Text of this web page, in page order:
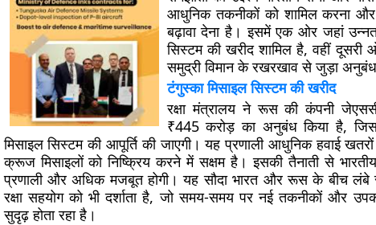
आधुनिक तकनीकों को शामिल करना और
बढ़ावा देना है। इसमें एक ओर जहां
सिस्टम की खरीद शामिल है, वहीं दूसरी
समुद्री विमान के रखरखाव से जुड़ा अनुबंध
टंगुस्का मिसाइल सिस्टम की खरीद
रक्षा मंत्रालय ने रूस की कंपनी जेएससी
₹445 करोड़ का अनुबंध किया है,
मिसाइल सिस्टम की आपूर्ति की जाएगी। यह प्रणाली आधुनिक हवाई
क्रूज मिसाइलों को निष्क्रिय करने में सक्षम है। इसकी तैनाती से भारतीय
प्रणाली और अधिक मजबूत होगी। यह सौदा भारत और रूस के बीच
रक्षा सहयोग को भी दर्शाता है, जो समय-समय पर नई तकनीकों और
सुदृढ़ होता रहा है।